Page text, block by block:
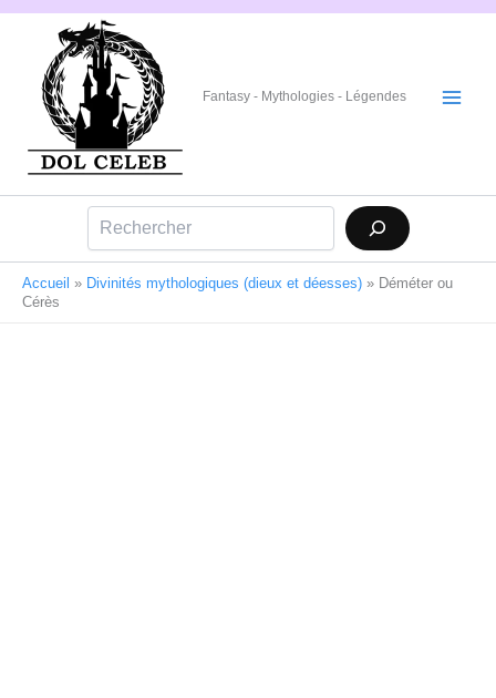
Aller
Fantasy - Mythologies - Légendes
Accueil » Divinités mythologiques (dieux et déesses) » Déméter ou
Cérès